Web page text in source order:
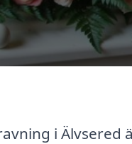
i Älvsered